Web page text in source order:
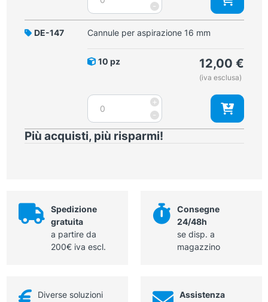
-
aspirazione
20
DE-147 Cannule per aspirazione 16 mm
10 pz 12,00 €
(iva esclusa)
-
Cannule
aspirazione
16
+
Più acquisti, più risparmi!
Spedizione
gratuita
a partire da
200€ iva escl.
Consegne
24/48h
se disp. a
magazzino
Diverse soluzioni
Assistenza